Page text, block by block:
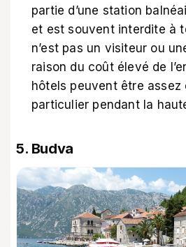
partie d’une station
et est souvent interdite à
n’est pas un visiteur ou
raison du coût élevé de
hôtels peuvent être assez
particulier pendant la
5. Budva